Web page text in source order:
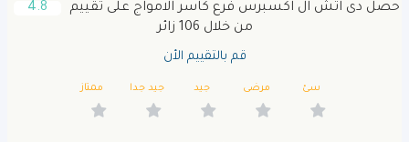
حصل دى اتش ال اكسبرس فرع كاسر الامواج على تقييم
4.8
من خلال 106 زائر
قم بالتقييم الأن
سئ مرضى جيد جيد جدا ممتاز